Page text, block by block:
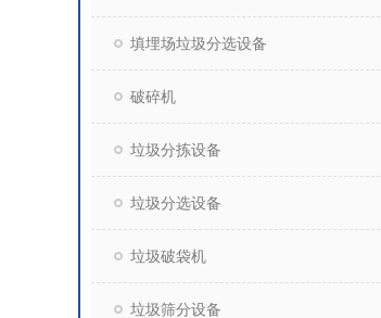
填埋场垃圾分选设备
破碎机
垃圾分拣设备
垃圾分选设备
垃圾破袋机
垃圾筛分设备